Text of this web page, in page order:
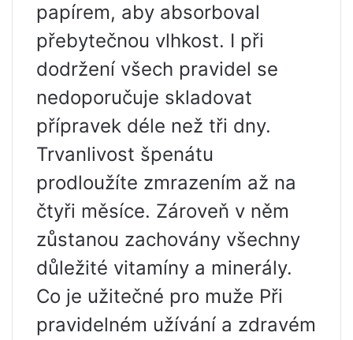
papírem, aby absorboval
přebytečnou vlhkost. I při
dodržení všech pravidel se
nedoporučuje skladovat
přípravek déle než tři dny.
Trvanlivost špenátu
prodloužíte zmrazením až na
čtyři měsíce. Zároveň v něm
zůstanou zachovány všechny
důležité vitamíny a minerály.
Co je užitečné pro muže Při
pravidelném užívání a zdravém